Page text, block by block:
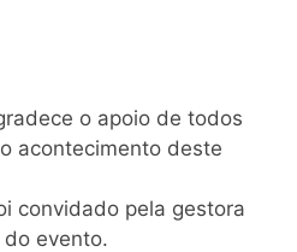
o apoio de todos
acontecimento deste
convidado pela gestora
evento.